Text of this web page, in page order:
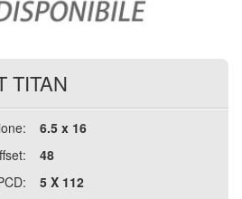
TITAN
6.5 x 16
48
5 X 112